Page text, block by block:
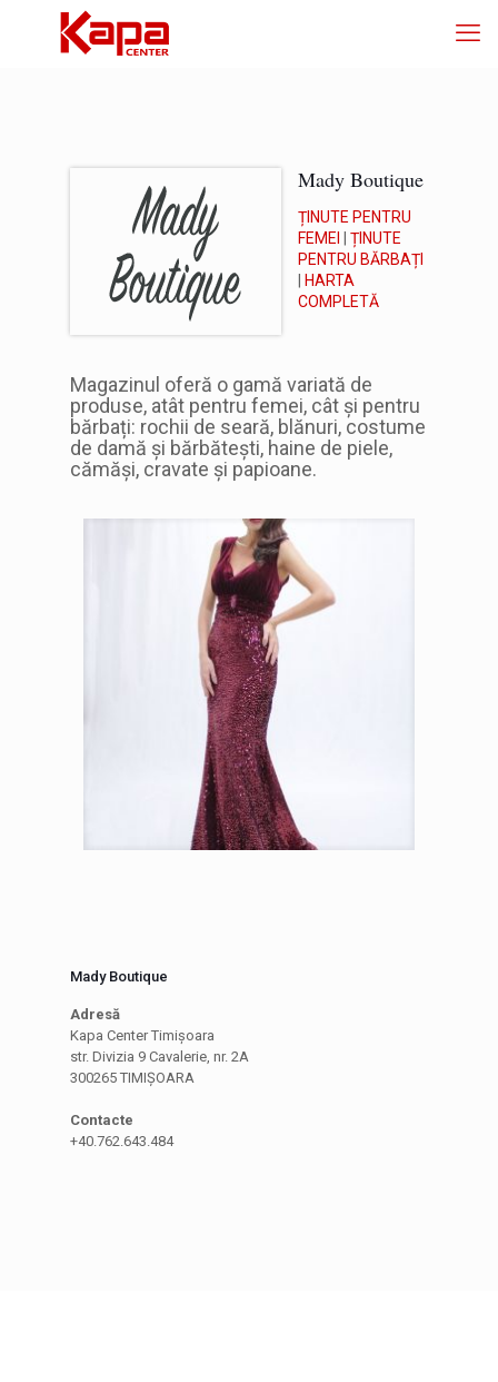
Mady Boutique
ȚINUTE PENTRU
FEMEI
ȚINUTE
PENTRU BĂRBAȚI
HARTA
COMPLETĂ
Magazinul oferă o gamă variată de
produse, atât pentru femei, cât și pentru
bărbați: rochii de seară, blănuri, costume
de damă și bărbătești, haine de piele,
cămăși, cravate și papioane.
Mady Boutique
Adresă
Kapa Center Timișoara
str. Divizia 9 Cavalerie, nr. 2A
300265 TIMIȘOARA
Contacte
+40.762.643.484